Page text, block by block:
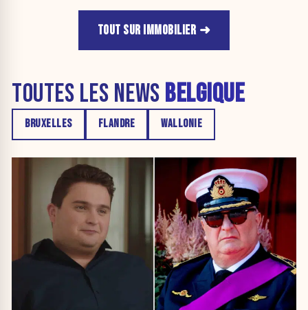
TOUT SUR IMMOBILIER
TOUTES LES NEWS BELGIQUE
BRUXELLES FLANDRE WALLONIE